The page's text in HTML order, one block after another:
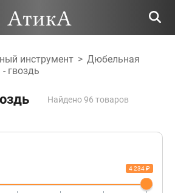
инструмент > Дюбельная
гвоздь
Найдено 96 товаров
4 234 ₽